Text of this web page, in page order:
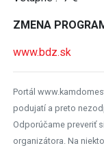
ZMENA
www.bdz.sk
Portál
podujatí a preto
Odporúčame preveriť
organizátora. Na